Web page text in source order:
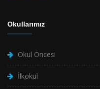
Okullarımız
Okul Öncesi
İlkokul